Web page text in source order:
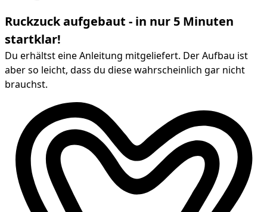
Ruckzuck aufgebaut - in nur 5 Minuten
startklar!
Du erhältst eine Anleitung mitgeliefert. Der Aufbau ist
aber so leicht, dass du diese wahrscheinlich gar nicht
brauchst.